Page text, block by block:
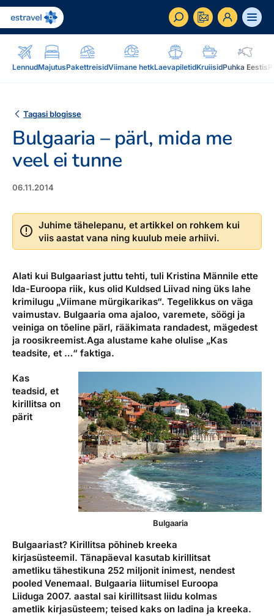
LennudMajutusPakettreisidViimane hetkLaevapiletidKruiisidPuhka Eestis
ET RU EN
Inspiratsioon & blogi
Blogi, sihtkohad, podcastid, ajakiri, uudiskiri...
Blogi
Podcastid
Uudiskiri
Reisiajakiri Traveller
Reisidele lisaks
Järelmaks, Estraveli kinkekaart, Airalo eSim,
Järelmaks
Reisitarvete e-pood
Airalo eSIM
Reisija meelespea
Lojaalsusprogramm
Boonuspunktid, Kuldkaart, Platinum kaart...
Kuldkaart
Platinum Club
Püsisoodustused
Boonuspunktid
Meist
Ettevõttest, kontaktid, reisikonsultandi teenus, tule
tööle, uudised...
Ettevõttest
Reisikonsultandi teenus
Tule tööle
Tagasi blogisse
Bulgaaria – pärl, mida me
veel ei tunne
06.11.2014
Juhime tähelepanu, et artikkel on rohkem kui
viis aastat vana ning kuulub meie arhiivi.
Alati kui Bulgaariast juttu tehti, tuli Kristina Männile ette
Ida-Euroopa riik, kus olid Kuldsed Liivad ning üks lahe
krimilugu „Viimane mürgikarikas“. Tegelikkus on väga
vaimustav. Bulgaaria oma ajaloo, varemete, söögi ja
veiniga on tõeline pärl, rääkimata randadest, mägedest
ja roosikreemist.Aga alustame kahe olulise „Kas
teadsite, et …“ faktiga.
Bulgaaria
Kas
teadsid, et
kirillitsa on
pärit
Bulgaariast? Kirillitsa põhineb kreeka
kirjasüsteemil. Tänapäeval kasutab kirillitsat
ametliku tähestikuna 252 miljonit inimest, nendest
pooled Venemaal. Bulgaaria liitumisel Euroopa
Liiduga 2007. aastal sai kirillitsast liidu kolmas
ametlik kirjasüsteem; teised kaks on ladina ja kreeka.